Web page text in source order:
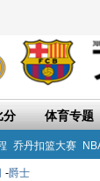
分 体育专题
乔丹扣篮大赛
-爵士